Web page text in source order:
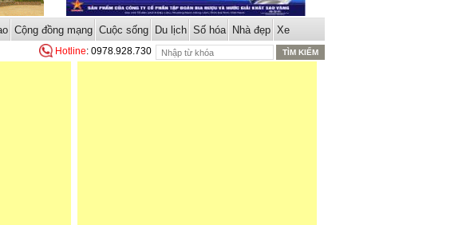
Cộng đồng mạng Cuộc sống Du lịch Số hóa Nhà đẹp Xe
Hotline: 0978.928.730